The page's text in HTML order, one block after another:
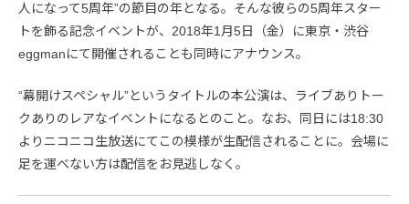
人になって5周年”の節目の年となる。そんな彼らの5周年スター
トを飾る記念イベントが、2018年1月5日（金）に東京・渋谷
eggmanにて開催されることも同時にアナウンス。
“幕開けスペシャル”というタイトルの本公演は、ライブありトー
クありのレアなイベントになるとのこと。なお、同日には18:30
よりニコニコ生放送にてこの模様が生配信されることに。会場に
足を運べない方は配信をお見逃しなく。